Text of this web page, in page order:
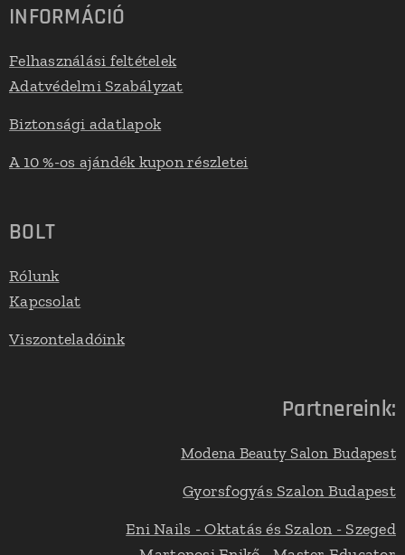
INFORMÁCIÓ
Felhasználási feltételek
Adatvédelmi Szabályzat
Biztonsági adatlapok
A 10 %-os ajándék kupon részletei
BOLT
Rólunk
Kapcsolat
Viszonteladóink
Partnereink:
Modena Beauty Salon Budapest
Gyorsfogyás Szalon Budapest
Eni Nails - Oktatás és Szalon - Szeged